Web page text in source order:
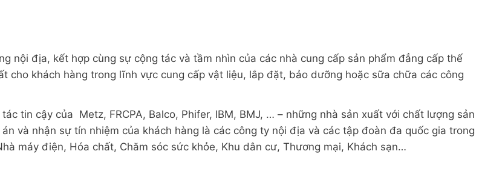
nội địa, kết hợp cùng sự cộng tác và tầm nhìn của các nhà cung cấp sản phẩm đẳng cấp thế
cho khách hàng trong lĩnh vực cung cấp vật liệu, lắp đặt, bảo dưỡng hoặc sữa chữa các công
tin cậy của Metz, FRCPA, Balco, Phifer, IBM, BMJ, … – những nhà sản xuất với chất lượng sản
và nhận sự tín nhiệm của khách hàng là các công ty nội địa và các tập đoàn đa quốc gia trong
máy điện, Hóa chất, Chăm sóc sức khỏe, Khu dân cư, Thương mại, Khách sạn…